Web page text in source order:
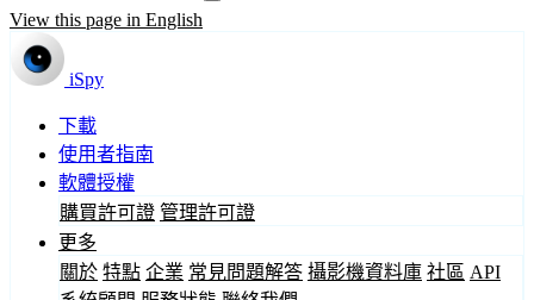
View this page in English
iSpy
下載
使用者指南
軟體授權
購買許可證 管理許可證
更多
關於 特點 企業 常見問題解答 攝影機資料庫 社區 API